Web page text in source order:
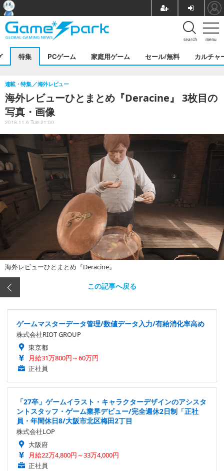
menu
search
特集 PCゲーム 家庭用ゲーム セール/無料 カルチャ
海外レビューひとまとめ『Deracine』 3枚目の
写真・画像
連載・特集 海外レビュー
2018.11.6 Tue 21:00
海外レビューひとまとめ『Deracine』
この記事へ戻る
ゲームマスターデータ管理/数値データ入力/有給消化率高め
株式会社RIOT GROUP
東京都
月給31万800円～60万円
正社員
「27卒」ゲームイラスト・キャラクターデザインのアシスタ
ントスタッフ・ゲーム業界デビュー/完全週休2日制「正社
員・年間休日8/大阪市北区梅田2丁目
株式会社LOP
大阪府
月給22万4,800円～33万4,000円
正社員